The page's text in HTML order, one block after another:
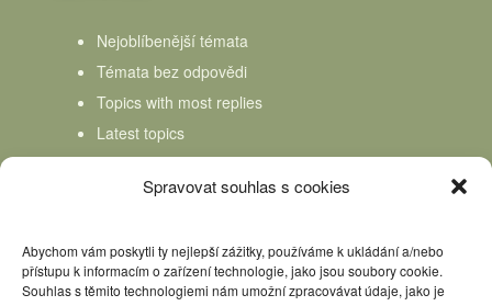
Spravovat souhlas s cookies
Abychom vám poskytli ty nejlepší zážitky, používáme k ukládání a/nebo
přístupu k informacím o zařízení technologie, jako jsou soubory cookie.
Souhlas s těmito technologiemi nám umožní zpracovávat údaje, jako je
Nejoblíbenější témata
Témata bez odpovědi
Topics with most replies
Latest topics
Topics Freshness